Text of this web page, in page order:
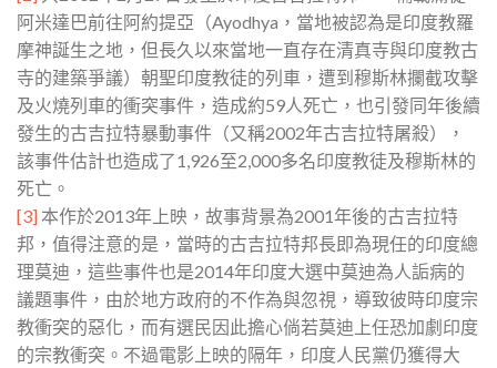
阿米達巴前往阿約提亞（Ayodhya，當地被認為是印度教羅
摩神誕生之地，但長久以來當地一直存在清真寺與印度教古
寺的建築爭議）朝聖印度教徒的列車，遭到穆斯林攔截攻擊
及火燒列車的衝突事件，造成約59人死亡，也引發同年後續
發生的古吉拉特暴動事件（又稱2002年古吉拉特屠殺），
該事件估計也造成了1,926至2,000多名印度教徒及穆斯林的
死亡。
[3] 本作於2013年上映，故事背景為2001年後的古吉拉特
邦，值得注意的是，當時的古吉拉特邦長即為現任的印度總
理莫迪，這些事件也是2014年印度大選中莫迪為人詬病的
議題事件，由於地方政府的不作為與忽視，導致彼時印度宗
教衝突的惡化，而有選民因此擔心倘若莫迪上任恐加劇印度
的宗教衝突。不過電影上映的隔年，印度人民黨仍獲得大